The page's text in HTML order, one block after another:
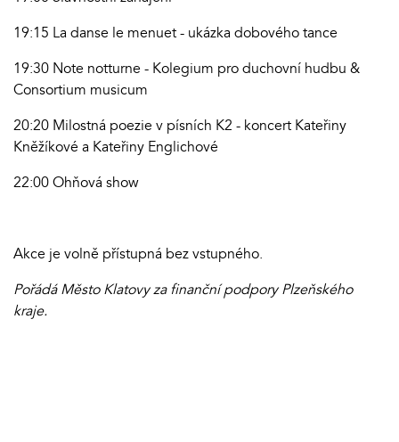
19:15 La danse le menuet - ukázka dobového tance
19:30 Note notturne - Kolegium pro duchovní hudbu &
Consortium musicum
20:20 Milostná poezie v písních K2 - koncert Kateřiny
Kněžíkové a Kateřiny Englichové
22:00 Ohňová show
Akce je volně přístupná bez vstupného.
Pořádá Město Klatovy za finanční podpory Plzeňského
kraje.